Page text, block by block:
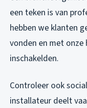
een teken is van
hebben we klanten
vonden en met
inschakelden.
Controleer ook
installateur deelt